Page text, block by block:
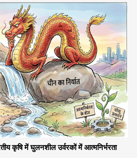
कृषि में घुलनशील उर्वरकों में आत्मनिर्भरता